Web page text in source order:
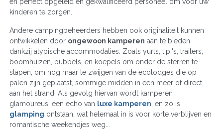
kinderen te zorgen.
Andere campingbeheerders hebben ook originaliteit kunnen
ontwikkelen door ongewoon kamperen aan te bieden
dankzij atypische accommodaties. Zoals yurts, tipi's, trailers,
boomhuizen, bubbels, en koepels om onder de sterren te
slapen, om nog maar te zwijgen van de ecolodges die op
palen zijn geplaatst, sommige midden in een meer of direct
aan het strand. Als gevolg hiervan wordt kamperen
glamoureus, een echo van luxe kamperen , en zo is
glamping ontstaan, wat helemaal in is voor korte verblijven en
romantische weekendjes weg...